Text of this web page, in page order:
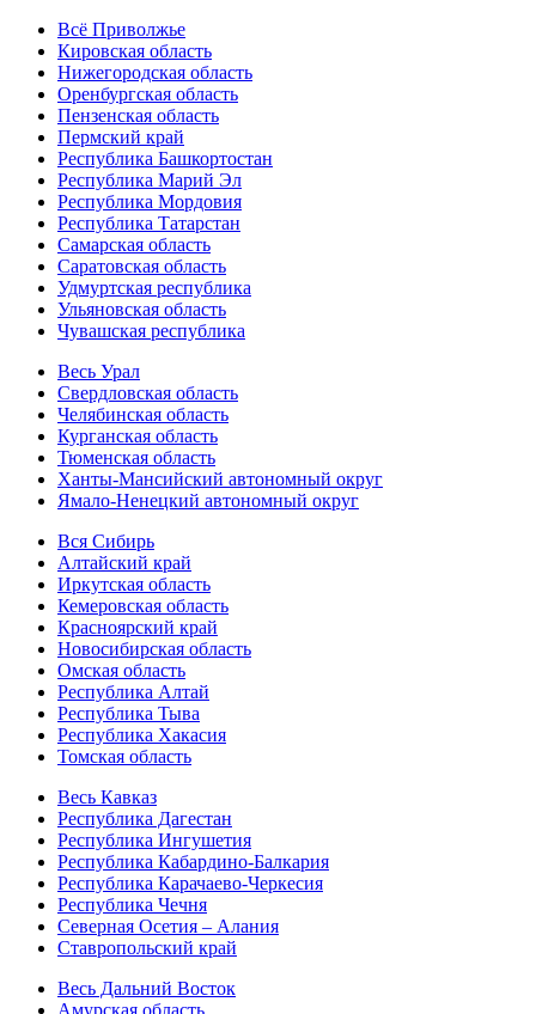
Всё Приволжье
Кировская область
Нижегородская область
Оренбургская область
Пензенская область
Пермский край
Республика Башкортостан
Республика Марий Эл
Республика Мордовия
Республика Татарстан
Самарская область
Саратовская область
Удмуртская республика
Ульяновская область
Чувашская республика
Весь Урал
Свердловская область
Челябинская область
Курганская область
Тюменская область
Ханты-Мансийский автономный округ
Ямало-Ненецкий автономный округ
Вся Сибирь
Алтайский край
Иркутская область
Кемеровская область
Красноярский край
Новосибирская область
Омская область
Республика Алтай
Республика Тыва
Республика Хакасия
Томская область
Весь Кавказ
Республика Дагестан
Республика Ингушетия
Республика Кабардино-Балкария
Республика Карачаево-Черкесия
Республика Чечня
Северная Осетия – Алания
Ставропольский край
Весь Дальний Восток
Амурская область